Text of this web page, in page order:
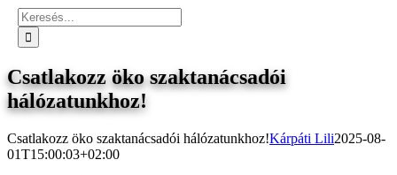
Keresés...
Csatlakozz öko szaktanácsadói
hálózatunkhoz!
Csatlakozz öko szaktanácsadói hálózatunkhoz!Kárpáti Lili2025-08-
01T15:00:03+02:00